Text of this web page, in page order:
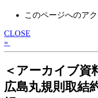
このページへのア
CLOSE
»
＜アーカイブ資
広島丸規則取結